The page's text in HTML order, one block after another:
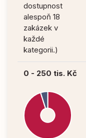
dostupnost
alespoň 18
zakázek v
každé
kategorii.)
0 - 250 tis. Kč